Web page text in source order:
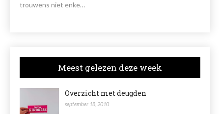
trouwens niet enke…
Meest gelezen deze week
Overzicht met deugden
september 18, 2010